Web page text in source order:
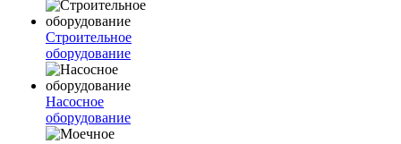
Строительное
оборудование
Насосное
оборудование